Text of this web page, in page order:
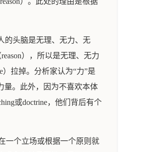
的头脑是无理、无力、无
），所以是无理、无力
拉掉。分析家认为“力”是
量。此外，因为不喜欢本体
或doctrine，他们背后有个
一个立场或根据一个原则就